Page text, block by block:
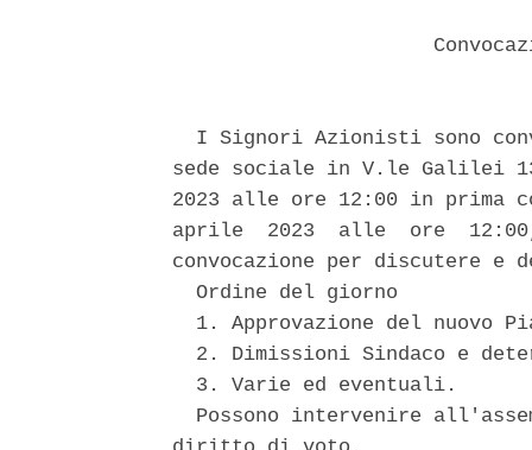
I Signori Azionisti sono
sede sociale in V.le Galilei
2023 alle ore 12:00 in prima
aprile  2023  alle  ore
convocazione per discutere e
  Ordine del giorno
1. Approvazione del nuovo
2. Dimissioni Sindaco e
  3. Varie ed eventuali.
Possono intervenire